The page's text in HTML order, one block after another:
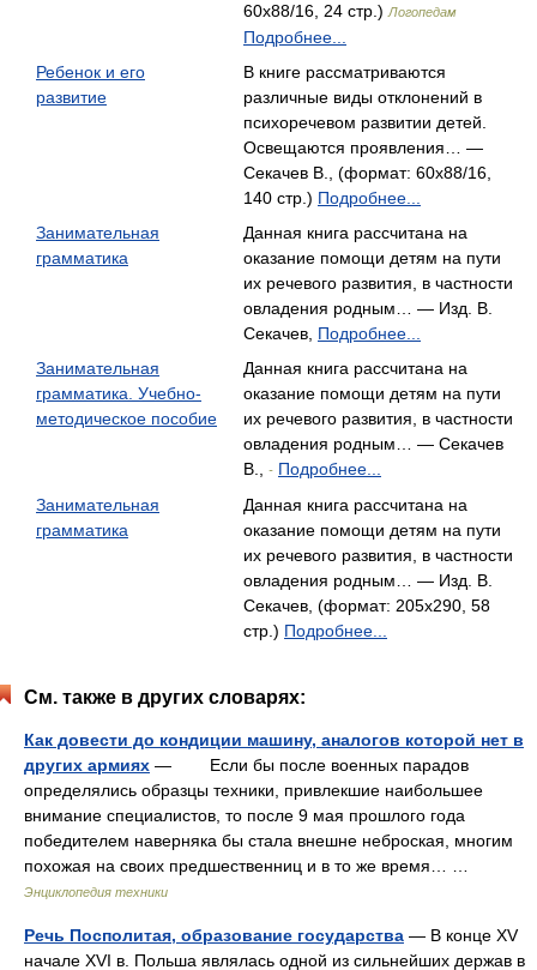
60x88/16, 24 стр.) Логопедам
Подробнее...
Ребенок и его
развитие
В книге рассматриваются
различные виды отклонений в
психоречевом развитии детей.
Освещаются проявления… —
Секачев В., (формат: 60x88/16,
140 стр.) Подробнее...
Занимательная
грамматика
Данная книга рассчитана на
оказание помощи детям на пути
их речевого развития, в частности
овладения родным… — Изд. В.
Секачев, Подробнее...
Занимательная
грамматика. Учебно-
методическое пособие
Данная книга рассчитана на
оказание помощи детям на пути
их речевого развития, в частности
овладения родным… — Секачев
В.,
- Подробнее...
Занимательная
грамматика
Данная книга рассчитана на
оказание помощи детям на пути
их речевого развития, в частности
овладения родным… — Изд. В.
Секачев, (формат: 205x290, 58
стр.) Подробнее...
См. также в других словарях:
Как довести до кондиции машину, аналогов которой нет в
других армиях — Если бы после военных парадов
определялись образцы техники, привлекшие наибольшее
внимание специалистов, то после 9 мая прошлого года
победителем наверняка бы стала внешне неброская, многим
похожая на своих предшественниц и в то же время… …
Энциклопедия техники
Речь Посполитая, образование государства — В конце XV
начале XVI в. Польша являлась одной из сильнейших держав в